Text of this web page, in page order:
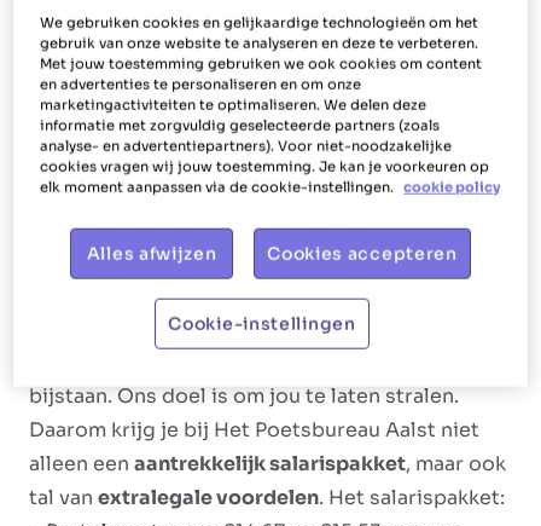
Als poetshulp in Erondegem maak je bij mensen
thuis schoon. Daarnaast voer je als poetsvrouw
of -man ook andere huishoudelijke taken uit.
Lakens verschonen, bedden opdekken, strijken,
ramen lappen, afwassen, vaat opbergen, koken
en inkopen doen horen daar onder andere bij.
Ons aanbod
Het Poetsbureau gaat voorshiny en happy
. Iets wat zich ook vertaalt in de
bijstaan. Ons doel is om jou te laten stralen.
Daarom krijg je bij Het Poetsbureau Aalst niet
alleen een aantrekkelijk salarispakket, maar ook
tal van extralegale voordelen. Het salarispakket:
We gebruiken cookies en gelijkaardige technologieën om het
gebruik van onze website te analyseren en deze te verbeteren.
Met jouw toestemming gebruiken we ook cookies om content
en advertenties te personaliseren en om onze
marketingactiviteiten te optimaliseren. We delen deze
informatie met zorgvuldig geselecteerde partners (zoals
analyse- en advertentiepartners). Voor niet-noodzakelijke
cookies vragen wij jouw toestemming. Je kan je voorkeuren op
elk moment aanpassen via de cookie-instellingen. cookie policy
Alles afwijzen Cookies accepteren
Cookie-instellingen